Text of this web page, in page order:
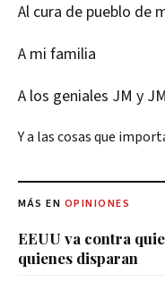
Al cura de pueblo de
A mi familia
A los geniales JM y JM
Y a las cosas que
MÁS EN OPINIONES
EEUU va contra
quienes disparan